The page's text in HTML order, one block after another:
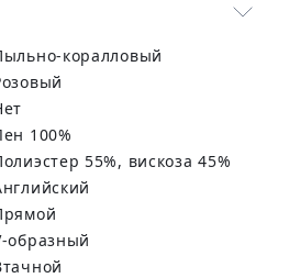
Пыльно-коралловый
розовый
Нет
лен 100%
Полиэстер 55%, вискоза 45%
Английский
Прямой
V-образный
Втачной